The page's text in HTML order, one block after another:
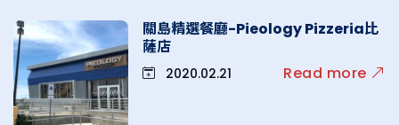
關島精選餐廳-Pieology Pizzeria比
薩店
2020.02.21 Read more